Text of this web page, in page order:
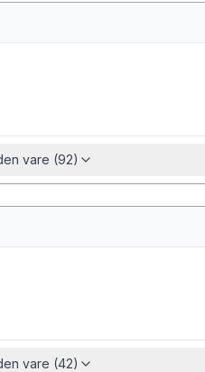
vare (92)
vare (42)